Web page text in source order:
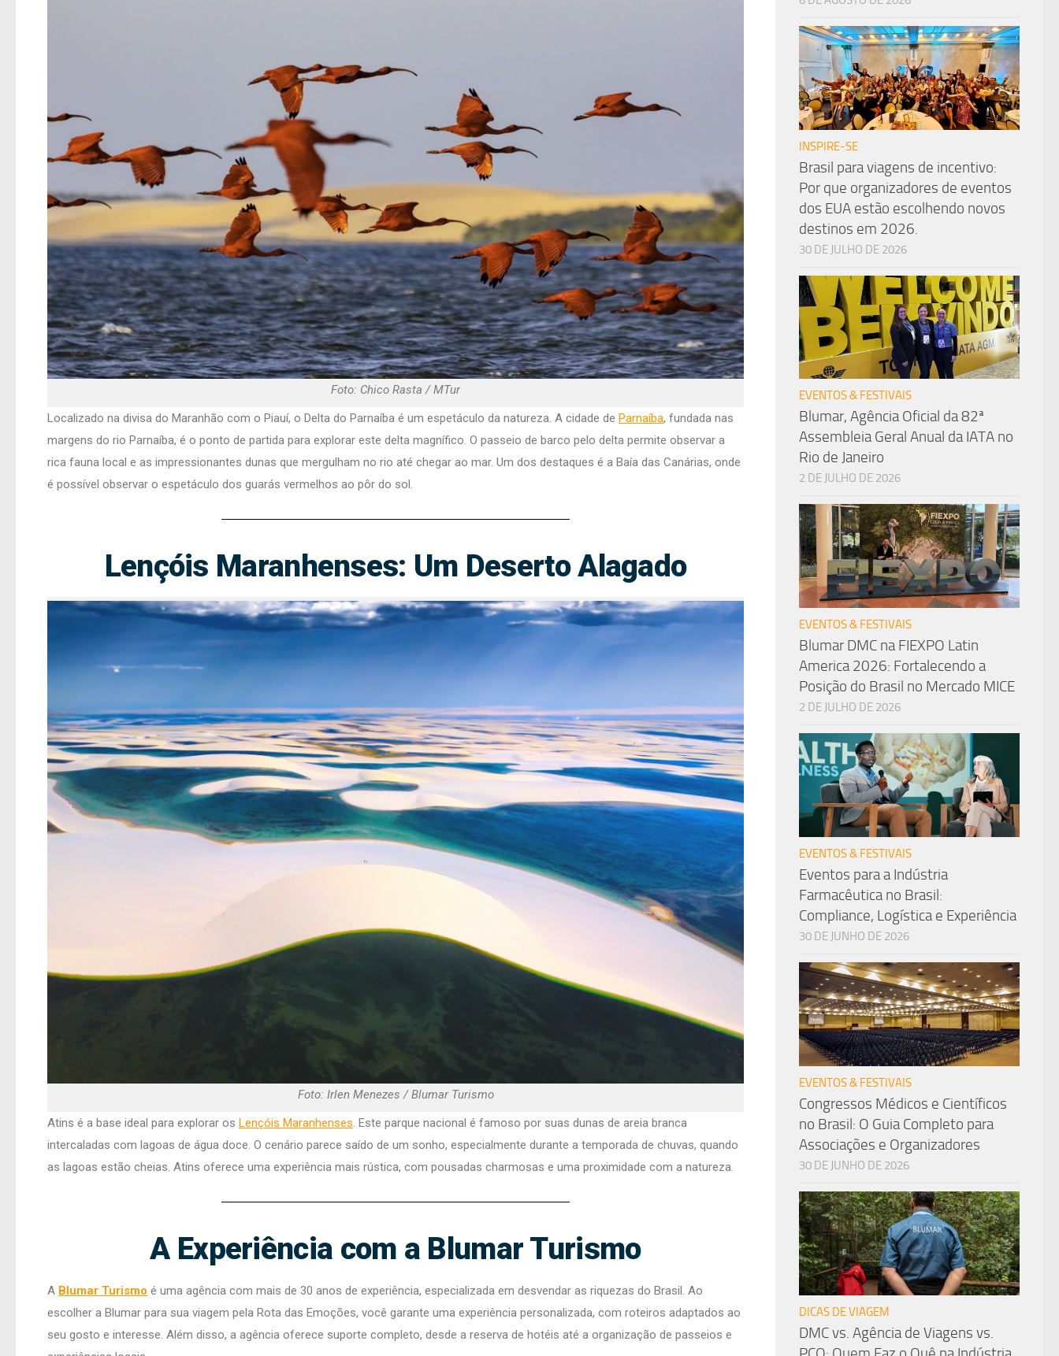
Foto: Chico Rasta / MTur
Localizado na divisa do Maranhão com o Piauí, o Delta do Parnaíba é um espetáculo da natureza. A cidade de Parnaíba, fundada nas
margens do rio Parnaíba, é o ponto de partida para explorar este delta magnífico. O passeio de barco pelo delta permite observar a
rica fauna local e as impressionantes dunas que mergulham no rio até chegar ao mar. Um dos destaques é a Baía das Canárias, onde
é possível observar o espetáculo dos guarás vermelhos ao pôr do sol.
Lençóis Maranhenses: Um Deserto Alagado
Foto: Irlen Menezes / Blumar Turismo
Atins é a base ideal para explorar os Lençóis Maranhenses . Este parque nacional é famoso por suas dunas de areia branca
intercaladas com lagoas de água doce. O cenário parece saído de um sonho, especialmente durante a temporada de chuvas, quando
as lagoas estão cheias. Atins oferece uma experiência mais rústica, com pousadas charmosas e uma proximidade com a natureza.
A Experiência com a Blumar Turismo
A Blumar Turismo é uma agência com mais de 30 anos de experiência, especializada em desvendar as riquezas do Brasil. Ao
escolher a Blumar para sua viagem pela Rota das Emoções, você garante uma experiência personalizada, com roteiros adaptados ao
seu gosto e interesse. Além disso, a agência oferece suporte completo, desde a reserva de hotéis até a organização de passeios e
INSPIRE-SE
Brasil para viagens de incentivo:
Por que organizadores de eventos
dos EUA estão escolhendo novos
destinos em 2026.
30 DE JULHO DE 2026
EVENTOS & FESTIVAIS
Blumar, Agência Oficial da 82ª
Assembleia Geral Anual da IATA no
Rio de Janeiro
2 DE JULHO DE 2026
EVENTOS & FESTIVAIS
Blumar DMC na FIEXPO Latin
America 2026: Fortalecendo a
Posição do Brasil no Mercado MICE
2 DE JULHO DE 2026
EVENTOS & FESTIVAIS
Eventos para a Indústria
Farmacêutica no Brasil:
Compliance, Logística e Experiência
30 DE JUNHO DE 2026
EVENTOS & FESTIVAIS
Congressos Médicos e Científicos
no Brasil: O Guia Completo para
Associações e Organizadores
30 DE JUNHO DE 2026
DICAS DE VIAGEM
DMC vs. Agência de Viagens vs.